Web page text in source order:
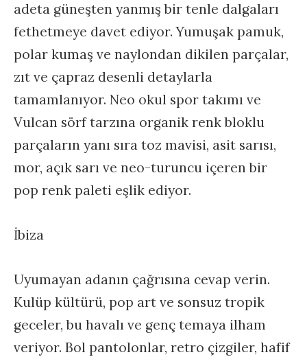
adeta güneşten yanmış bir tenle dalgaları
fethetmeye davet ediyor. Yumuşak pamuk,
polar kumaş ve naylondan dikilen parçalar,
zıt ve çapraz desenli detaylarla
tamamlanıyor. Neo okul spor takımı ve
Vulcan sörf tarzına organik renk bloklu
parçaların yanı sıra toz mavisi, asit sarısı,
mor, açık sarı ve neo-turuncu içeren bir
pop renk paleti eşlik ediyor.
İbiza
Uyumayan adanın çağrısına cevap verin.
Kulüp kültürü, pop art ve sonsuz tropik
geceler, bu havalı ve genç temaya ilham
veriyor. Bol pantolonlar, retro çizgiler, hafif